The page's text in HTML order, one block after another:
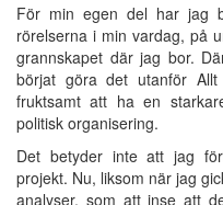
För min egen del har jag
rörelserna i min vardag, på
grannskapet där jag bor.
börjat göra det utanför
fruktsamt att ha en
politisk organisering.
Det betyder inte att jag
projekt. Nu, liksom när jag
analyser, som att inse att